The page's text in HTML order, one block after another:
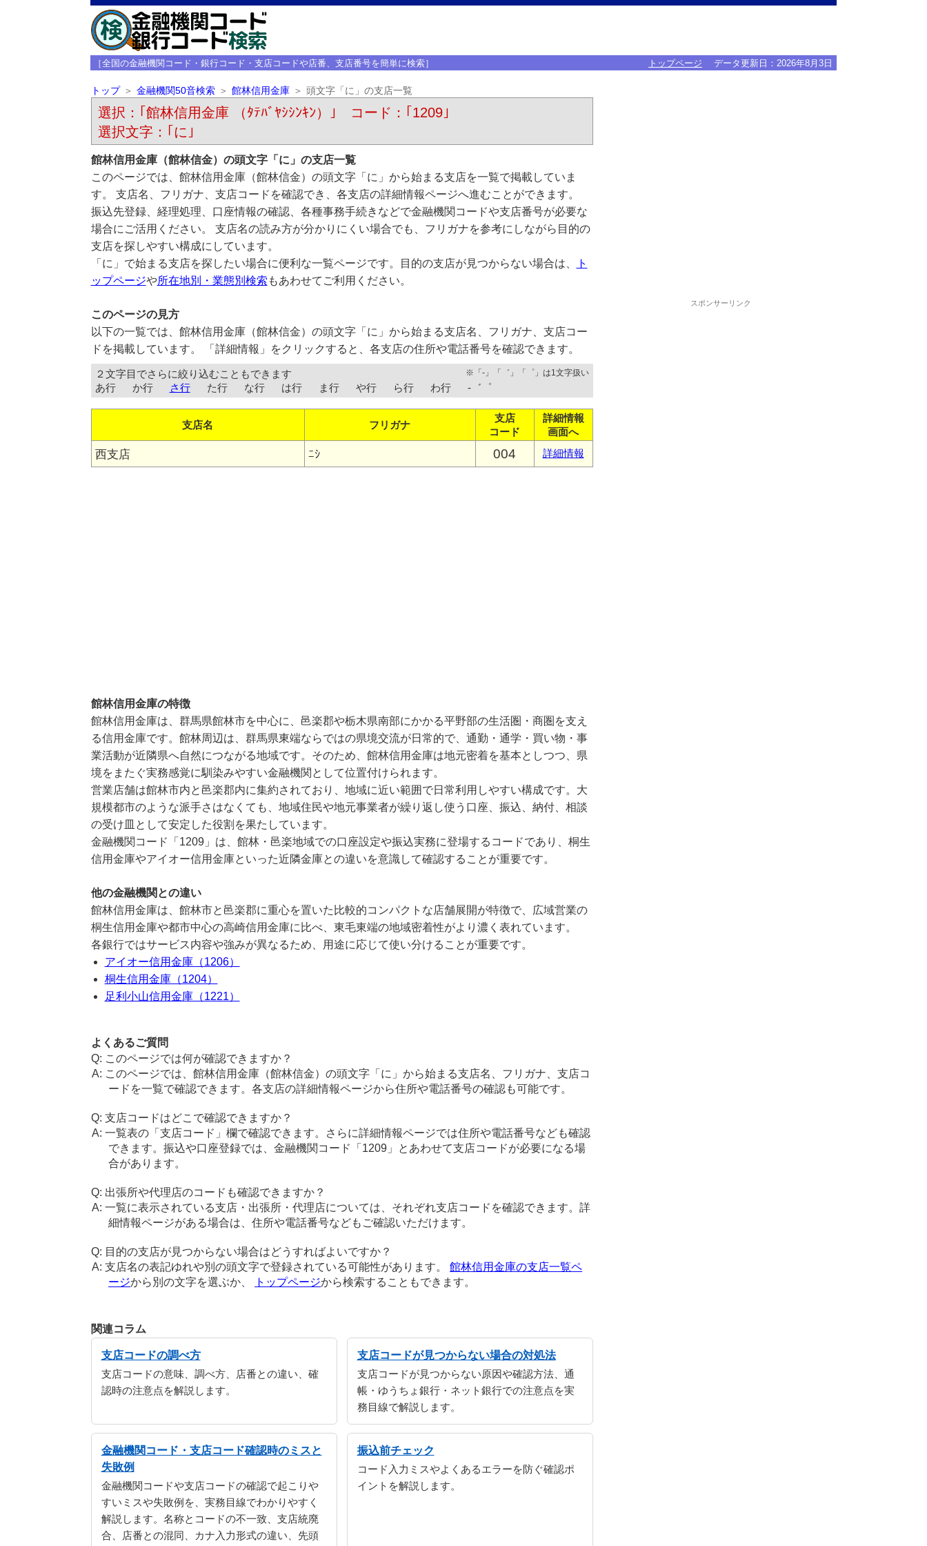
［全国の金融機関コード・銀行コード・支店コードや店番、支店番号を簡単に検索］ トップページ データ更新日： 2026年8月3日
トップ 金融機関50音検索 館林信用金庫 頭文字「に」の支店一覧
選択：｢館林信用金庫 （ﾀﾃﾊﾞﾔｼｼﾝｷﾝ）｣ コード：｢1209｣
選択文字：｢に｣
館林信用金庫（館林信金）の頭文字「に」の支店一覧
このページでは、館林信用金庫（館林信金）の頭文字「に」から始まる支店を一覧で掲載していま
す。 支店名、フリガナ、支店コードを確認でき、各支店の詳細情報ページへ進むことができます。
振込先登録、経理処理、口座情報の確認、各種事務手続きなどで金融機関コードや支店番号が必要な
場合にご活用ください。 支店名の読み方が分かりにくい場合でも、フリガナを参考にしながら目的の
支店を探しやすい構成にしています。
「に」で始まる支店を探したい場合に便利な一覧ページです。目的の支店が見つからない場合は、
ト
ップページや所在地別・業態別検索 もあわせてご利用ください。
このページの見方
以下の一覧では、館林信用金庫（館林信金）の頭文字「に」から始まる支店名、フリガナ、支店コー
ドを掲載しています。 「詳細情報」をクリックすると、各支店の住所や電話番号を確認できます。
２文字目でさらに絞り込むこともできます ※「-」「゛」「゜」は1文字扱い
あ行 か行 さ行 た行 な行 は行 ま行 や行 ら行 わ行 -゛゜
支店名 フリガナ
支店
コード
詳細情報
画面へ
西支店 ﾆｼ 004 詳細情報
館林信用金庫の特徴
館林信用金庫は、群馬県館林市を中心に、邑楽郡や栃木県南部にかかる平野部の生活圏・商圏を支え
る信用金庫です。館林周辺は、群馬県東端ならではの県境交流が日常的で、通勤・通学・買い物・事
業活動が近隣県へ自然につながる地域です。そのため、館林信用金庫は地元密着を基本としつつ、県
境をまたぐ実務感覚に馴染みやすい金融機関として位置付けられます。
営業店舗は館林市内と邑楽郡内に集約されており、地域に近い範囲で日常利用しやすい構成です。大
規模都市のような派手さはなくても、地域住民や地元事業者が繰り返し使う口座、振込、納付、相談
の受け皿として安定した役割を果たしています。
金融機関コード「1209」は、館林・邑楽地域での口座設定や振込実務に登場するコードであり、桐生
信用金庫やアイオー信用金庫といった近隣金庫との違いを意識して確認することが重要です。
他の金融機関との違い
館林信用金庫は、館林市と邑楽郡に重心を置いた比較的コンパクトな店舗展開が特徴で、広域営業の
桐生信用金庫や都市中心の高崎信用金庫に比べ、東毛東端の地域密着性がより濃く表れています。
各銀行ではサービス内容や強みが異なるため、用途に応じて使い分けることが重要です。
アイオー信用金庫（1206）
桐生信用金庫（1204）
足利小山信用金庫（1221）
よくあるご質問
このページでは何が確認できますか？
このページでは、館林信用金庫（館林信金）の頭文字「に」から始まる支店名、フリガナ、支店コ
ードを一覧で確認できます。各支店の詳細情報ページから住所や電話番号の確認も可能です。
支店コードはどこで確認できますか？
一覧表の「支店コード」欄で確認できます。さらに詳細情報ページでは住所や電話番号なども確認
できます。振込や口座登録では、金融機関コード「1209」とあわせて支店コードが必要になる場
合があります。
出張所や代理店のコードも確認できますか？
一覧に表示されている支店・出張所・代理店については、それぞれ支店コードを確認できます。詳
細情報ページがある場合は、住所や電話番号などもご確認いただけます。
目的の支店が見つからない場合はどうすればよいですか？
支店名の表記ゆれや別の頭文字で登録されている可能性があります。館林信用金庫の支店一覧ペ
ージから別の文字を選ぶか、 トップページから検索することもできます。
関連コラム
支店コードの調べ方
支店コードの意味、調べ方、店番との違い、確
認時の注意点を解説します。
支店コードが見つからない場合の対処法
支店コードが見つからない原因や確認方法、通
帳・ゆうちょ銀行・ネット銀行での注意点を実
務目線で解説します。
金融機関コード・支店コード確認時のミスと
失敗例
金融機関コードや支店コードの確認で起こりや
すいミスや失敗例を、実務目線でわかりやすく
解説します。名称とコードの不一致、支店統廃
合、店番との混同、カナ入力形式の違い、先頭
振込前チェック
コード入力ミスやよくあるエラーを防ぐ確認ポ
イントを解説します。
スポンサーリンク